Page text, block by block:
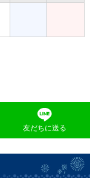
友だちに送る